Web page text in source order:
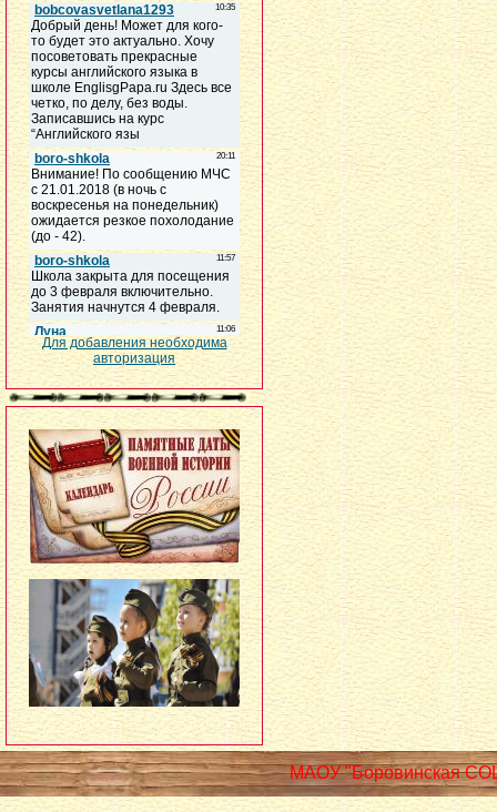
Для добавления необходима
авторизация
МАОУ "Боровинская